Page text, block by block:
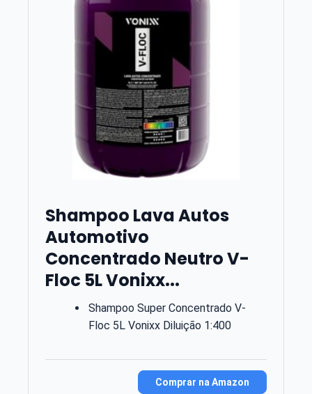
Shampoo Lava Autos
Automotivo
Concentrado Neutro V-
Floc 5L Vonixx...
Shampoo Super Concentrado V-
Floc 5L Vonixx Diluição 1:400
Comprar na Amazon